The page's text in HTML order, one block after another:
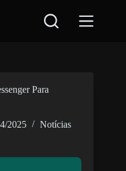
Para
2025 Notícias